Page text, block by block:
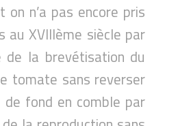
n’a pas encore pris
XVIIIème siècle par
de la brevétisation du
tomate sans reverser
fond en comble par